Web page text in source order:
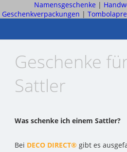
Namensgeschenke |
Geschenkverpackungen |
Geschenke
Sattler
Was schenke ich einem Sattler?
Bei DECO DIRECT® gibt es